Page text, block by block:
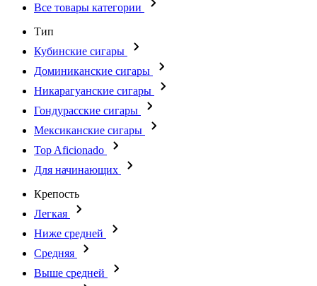
Все товары категории
Тип
Кубинские сигары
Доминиканские сигары
Никарагуанские сигары
Гондурасские сигары
Мексиканские сигары
Top Aficionado
Для начинающих
Крепость
Легкая
Ниже средней
Средняя
Выше средней